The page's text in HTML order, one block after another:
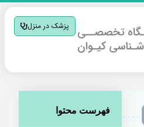
پزشک در منزل
فهرست محتوا